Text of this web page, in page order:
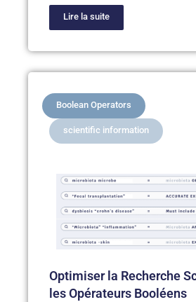
Lire la suite
Boolean Operators
scientific information
Optimiser la Recherche
les Opérateurs Booléens